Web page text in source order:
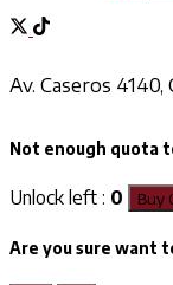
Av. Caseros 4140,
Not enough quota
Unlock left : 0 Buy
Are you sure want